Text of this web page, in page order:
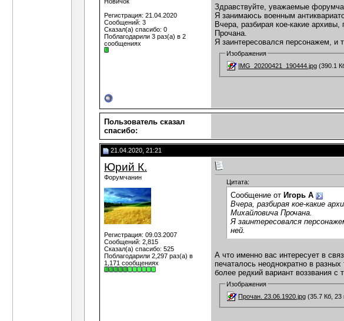
Регистрация: 21.04.2020
Сообщений: 3
Сказал(а) спасибо: 0
Поблагодарили 3 раз(а) в 2
сообщениях
Здравствуйте, уважаемые
Я занимаюсь военным
Вчера, разбирая кое-какие
Прочана.
Я заинтересовался персонажем, и
Изображения
IMG_20200421_190444.jpg (390.1
Пользователь сказал
cпасибо:
21.04.2020, 21:21
Юрий К.
Форумчанин
Регистрация: 09.03.2007
Сообщений: 2,815
Сказал(а) спасибо: 525
Поблагодарили 2,297 раз(а) в
1,171 сообщениях
Цитата:
Сообщение от Игорь А
Вчера, разбирая кое-какие
Михайловича Прочана.
Я заинтересовался
ней.
А что именно вас интересует в
печаталось неоднократно в
более редкий вариант воззвания с
Изображения
Прочан. 23.06.1920.jpg (35.7 Кб, 23